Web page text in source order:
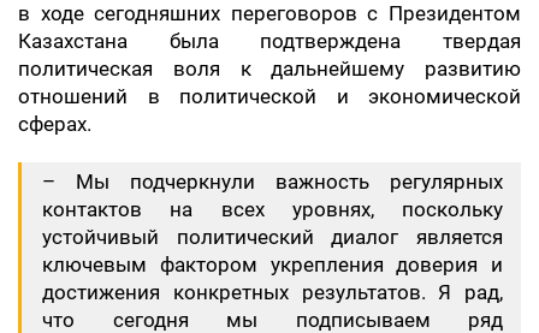
в ходе сегодняшних переговоров с Президентом
Казахстана была подтверждена твердая
политическая воля к дальнейшему развитию
отношений в политической и экономической
сферах.
– Мы подчеркнули важность регулярных
контактов на всех уровнях, поскольку
устойчивый политический диалог является
ключевым фактором укрепления доверия и
достижения конкретных результатов. Я рад,
что сегодня мы подписываем ряд